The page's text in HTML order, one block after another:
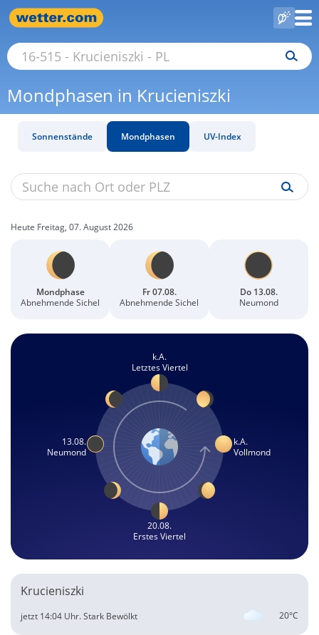
Mondphasen in Krucieniszki
Sonnenstände Mondphasen UV-Index
Heute Freitag, 07. August 2026
Mondphase
Abnehmende Sichel
Fr 07.08.
Abnehmende Sichel
Do 13.08.
Neumond
k.A.
Letztes Viertel
13.08.
Neumond
k.A.
Vollmond
20.08.
Erstes Viertel
Krucieniszki
20°C
jetzt 14:04 Uhr.Stark Bewölkt